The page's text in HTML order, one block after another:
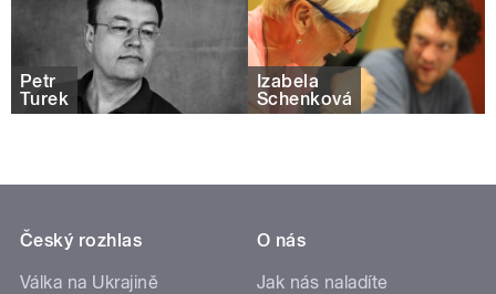
Petr
Turek
Izabela
Schenková
Český rozhlas
Válka na Ukrajině
O nás
Jak nás naladíte